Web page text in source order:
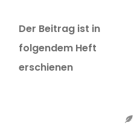
Der Beitrag ist in
folgendem Heft
erschienen